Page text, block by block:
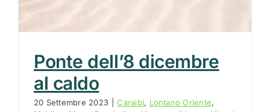
Ponte dell’8 dicembre
al caldo
20 Settembre 2023 Caraibi, Lontano Oriente,